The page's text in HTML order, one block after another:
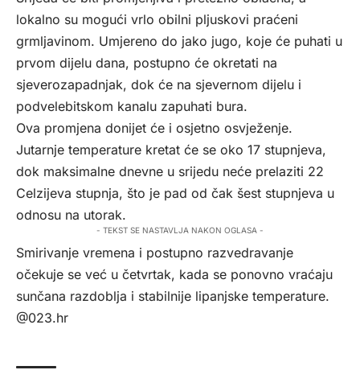
lokalno su mogući vrlo obilni pljuskovi praćeni
grmljavinom. Umjereno do jako jugo, koje će puhati u
prvom dijelu dana, postupno će okretati na
sjeverozapadnjak, dok će na sjevernom dijelu i
podvelebitskom kanalu zapuhati bura.
Ova promjena donijet će i osjetno osvježenje.
Jutarnje temperature kretat će se oko 17 stupnjeva,
dok maksimalne dnevne u srijedu neće prelaziti 22
Celzijeva stupnja, što je pad od čak šest stupnjeva u
odnosu na utorak.
- TEKST SE NASTAVLJA NAKON OGLASA -
Smirivanje vremena i postupno razvedravanje
očekuje se već u četvrtak, kada se ponovno vraćaju
sunčana razdoblja i stabilnije lipanjske temperature.
@023.hr